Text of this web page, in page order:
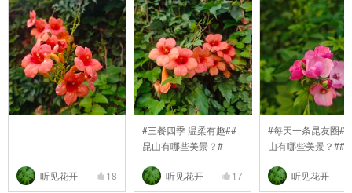
听见花开 18
#三餐四季 温柔有趣##
昆山有哪些美景？#
听见花开 17
#每天一条昆友圈
山有哪些美景？##
..
听见花开